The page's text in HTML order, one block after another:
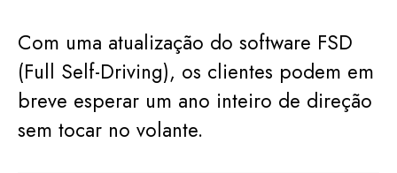
Com uma atualização do software FSD
(Full Self-Driving), os clientes podem em
breve esperar um ano inteiro de direção
sem tocar no volante.